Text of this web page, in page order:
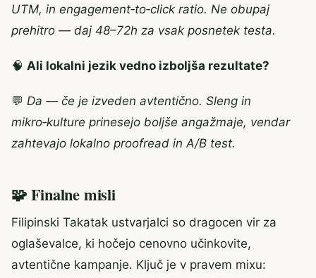
UTM, in engagement‑to‑click ratio. Ne obupaj
prehitro — daj 48–72h za vsak posnetek testa.
🧠 Ali lokalni jezik vedno izboljša rezultate?
💬 Da — če je izveden avtentično. Sleng in
mikro‑kulture prinesejo boljše angažmaje, vendar
zahtevajo lokalno proofread in A/B test.
🧩 Finalne misli
Filipinski Takatak ustvarjalci so dragocen vir za
oglaševalce, ki hočejo cenovno učinkovite,
avtentične kampanje. Ključ je v pravem mixu: